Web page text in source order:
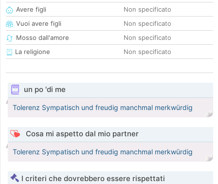
Avere figli
Non specificato
Vuoi avere figli
Non specificato
Mosso dall'amore
Non specificato
La religione
Non specificato
un po 'di me
Tolerenz Sympatisch und freudig manchmal merkwürdig
Cosa mi aspetto dal mio partner
Tolerenz Sympatisch und freudig manchmal merkwürdig
I criteri che dovrebbero essere rispettati